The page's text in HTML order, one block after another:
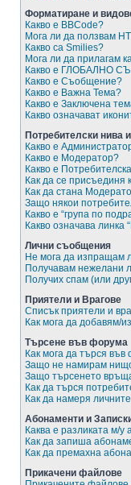
Форматиране и
Какво е BBCode?
Мога ли да ползвам
Какво са Smilies?
Мога ли да прилагам
Какво е ГЛОБАЛНО
Какво е Съобщение?
Какво е Важна Тема?
Какво е Заключена
Какво означават
Потребителски нива
Какво е
Какво е Модератор?
Какво е
Как да се присъединя
Как да стана
Защо някои
Какво е “група по
Какво означава линка
Лични съобщения
Не мога да изпращам
Получавам нежелани
Получих спам (или
Приятели и Врагове
Списък приятели и
Как мога да добавям/
Търсене във форума
Как мога да търся
Защо не намирам
Защо търсенето
Как да търся
Как да намеря
Абонаменти и
Каква е разликата м/у
Как да запиша
Как да премахна
Прикачени файлове